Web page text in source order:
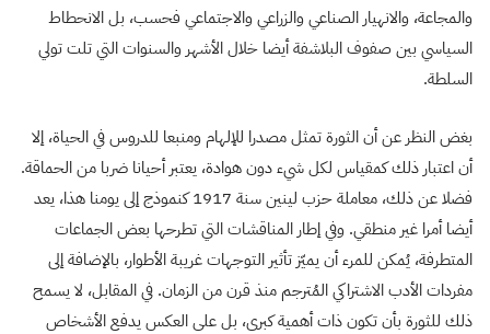
والمجاعة، والانهيار الصناعي والزراعي والاجتماعي فحسب، بل الانحطاط
السياسي بين صفوف البلاشفة أيضا خلال الأشهر والسنوات التي تلت تولي
السلطة.
بغض النظر عن أن الثورة تمثل مصدرا للإلهام ومنبعا للدروس في الحياة، إلا
أن اعتبار ذلك كمقياس لكل شيء دون هوادة، يعتبر أحيانا ضربا من الحماقة.
فضلا عن ذلك، معاملة حزب لينين سنة 1917 كنموذج إلى يومنا هذا، يعد
أيضا أمرا غير منطقي. وفي إطار المناقشات التي تطرحها بعض الجماعات
المتطرفة، يُمكن للمرء أن يميّز تأثير التوجهات غريبة الأطوار، بالإضافة إلى
مفردات الأدب الاشتراكي المُترجم منذ قرن من الزمان. في المقابل، لا يسمح
ذلك للثورة بأن تكون ذات أهمية كبرى، بل على العكس يدفع الأشخاص